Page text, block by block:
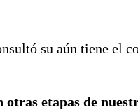
su aún tiene el
otras etapas de